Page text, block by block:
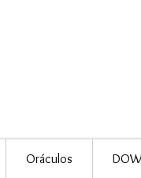
Oráculos